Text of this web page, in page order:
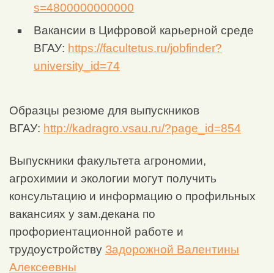
s=4800000000000
Вакансии в Цифровой карьерной среде
ВГАУ: https://facultetus.ru/jobfinder?
university_id=74
Образцы резюме для выпускников
ВГАУ: http://kadragro.vsau.ru/?page_id=854
Выпускники факультета агрономии,
агрохимии и экологии могут получить
консультацию и информацию о профильных
вакансиях у зам.декана по
профориентационной работе и
трудоустройству Задорожной Валентины
Алексеевны